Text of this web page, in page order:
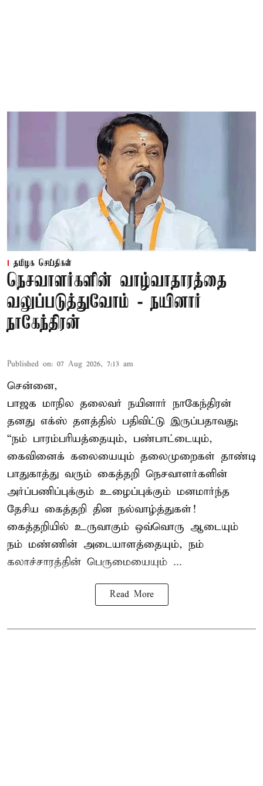
தமிழக செய்திகள்
நெசவாளர்களின் வாழ்வாதாரத்தை
வலுப்படுத்துவோம் - நயினார்
நாகேந்திரன்
Published on: 07 Aug 2026, 7:13 am
சென்னை,
பாஜக மாநில தலைவர் நயினார் நாகேந்திரன்
தனது எக்ஸ் தளத்தில் பதிவிட்டு இருப்பதாவது;
“நம் பாரம்பரியத்தையும், பண்பாட்டையும்,
கைவினைக் கலையையும் தலைமுறைகள் தாண்டி
பாதுகாத்து வரும் கைத்தறி நெசவாளர்களின்
அர்ப்பணிப்புக்கும் உழைப்புக்கும் மனமார்ந்த
தேசிய கைத்தறி தின நல்வாழ்த்துகள்!
கைத்தறியில் உருவாகும் ஒவ்வொரு ஆடையும்
நம் மண்ணின் அடையாளத்தையும், நம்
கலாச்சாரத்தின் பெருமையையும் ...
Read More